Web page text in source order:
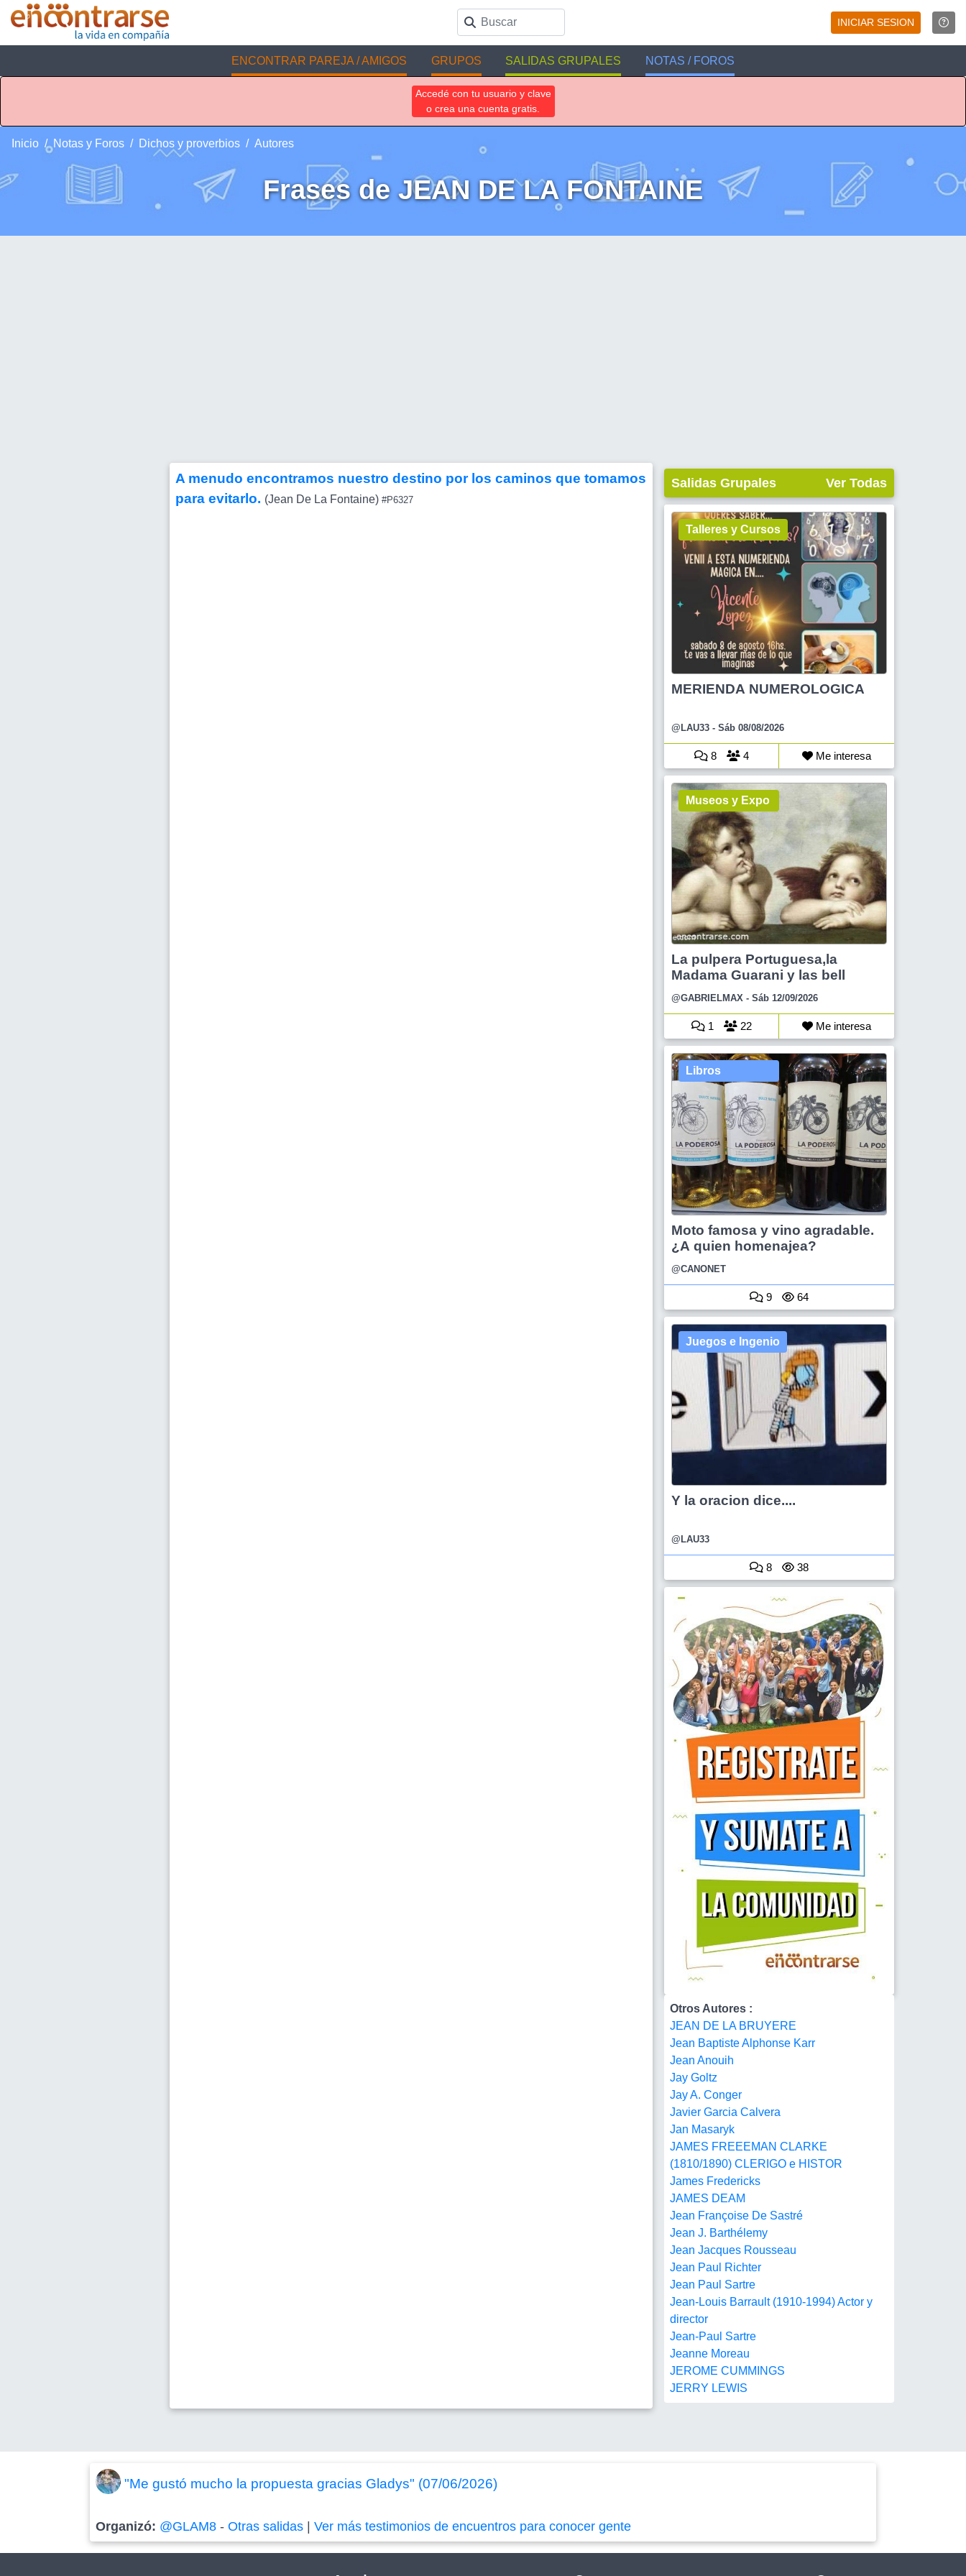
INICIAR SESION
ENCONTRAR PAREJA / AMIGOS GRUPOS SALIDAS GRUPALES NOTAS / FOROS
Accedé con tu usuario y clave
o crea una cuenta gratis.
Inicio Notas y Foros Dichos y proverbios Autores
Frases de JEAN DE LA FONTAINE
A menudo encontramos nuestro destino por los caminos que tomamos
para evitarlo. (Jean De La Fontaine) #P6327
Salidas Grupales Ver Todas
Talleres y Cursos
MERIENDA NUMEROLOGICA
@LAU33 - Sáb 08/08/2026
8 4 Me interesa
Museos y Expo
La pulpera Portuguesa,la
Madama Guarani y las bell
@GABRIELMAX - Sáb 12/09/2026
1 22 Me interesa
Libros
Moto famosa y vino agradable.
¿A quien homenajea?
@CANONET
9 64
Juegos e Ingenio
Y la oracion dice....
@LAU33
8 38
Otros Autores :
JEAN DE LA BRUYERE
Jean Baptiste Alphonse Karr
Jean Anouih
Jay Goltz
Jay A. Conger
Javier Garcia Calvera
Jan Masaryk
JAMES FREEEMAN CLARKE
(1810/1890) CLERIGO e HISTOR
James Fredericks
JAMES DEAM
Jean Françoise De Sastré
Jean J. Barthélemy
Jean Jacques Rousseau
Jean Paul Richter
Jean Paul Sartre
Jean-Louis Barrault (1910-1994) Actor y
director
Jean-Paul Sartre
Jeanne Moreau
JEROME CUMMINGS
JERRY LEWIS
"Me gustó mucho la propuesta gracias Gladys" (07/06/2026)
Organizó: @GLAM8 -Otras salidas |Ver más testimonios de encuentros para conocer gente